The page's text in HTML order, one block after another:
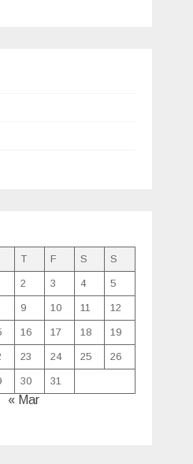
T F S S
2 3 4 5
9 10 11 12
16 17 18 19
23 24 25 26
30 31
« Mar